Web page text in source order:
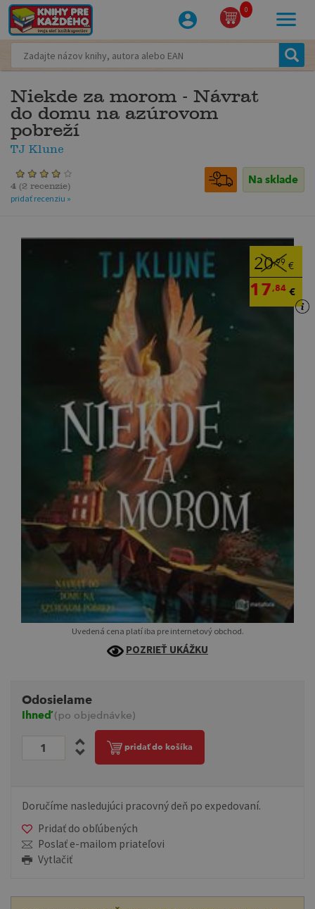
0
Niekde za morom - Návrat
do domu na azúrovom
pobreží
TJ Klune
Na sklade
4 (2 recenzie)
pridať recenziu »
20,99 €
17,84 €
Uvedená cena platí iba pre internetový obchod.
POZRIEŤ UKÁŽKU
Odosielame
Ihneď(po objednávke)
pridať do košíka
Doručíme nasledujúci pracovný deň po expedovaní.
Pridať do obľúbených
Poslať e-mailom priateľovi
Vytlačiť